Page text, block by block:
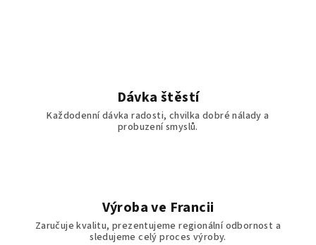
Dávka štěstí
Každodenní dávka radosti, chvilka dobré nálady a
probuzení smyslů.
Výroba ve Francii
Zaručuje kvalitu, prezentujeme regionální odbornost a
sledujeme celý proces výroby.